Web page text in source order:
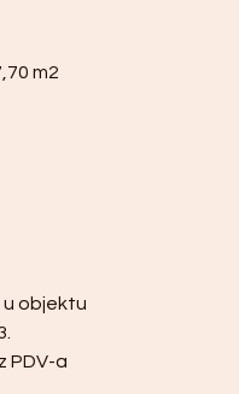
m2
objektu
PDV-a